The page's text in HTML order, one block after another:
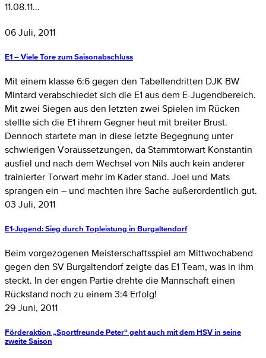
11.08.11...
06 Juli, 2011
E1 – Viele Tore zum Saisonabschluss
Mit einem klasse 6:6 gegen den Tabellendritten DJK BW
Mintard verabschiedet sich die E1 aus dem E-Jugendbereich.
Mit zwei Siegen aus den letzten zwei Spielen im Rücken
stellte sich die E1 ihrem Gegner heut mit breiter Brust.
Dennoch startete man in diese letzte Begegnung unter
schwierigen Voraussetzungen, da Stammtorwart Konstantin
ausfiel und nach dem Wechsel von Nils auch kein anderer
trainierter Torwart mehr im Kader stand. Joel und Mats
sprangen ein – und machten ihre Sache außerordentlich gut.
03 Juli, 2011
E1-Jugend: Sieg durch Topleistung in Burgaltendorf
Beim vorgezogenen Meisterschaftsspiel am Mittwochabend
gegen den SV Burgaltendorf zeigte das E1 Team, was in ihm
steckt. In der engen Partie drehte die Mannschaft einen
Rückstand noch zu einem 3:4 Erfolg!
29 Juni, 2011
Förderaktion „Sportfreunde Peter“ geht auch mit dem HSV in seine
zweite Saison